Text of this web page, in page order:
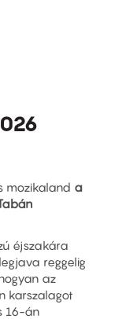
mozikaland a
éjszakára
reggelig
az
karszalagot
16-án